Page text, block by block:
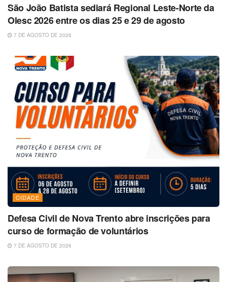
São João Batista sediará Regional Leste-Norte da
Olesc 2026 entre os dias 25 e 29 de agosto
7 DE AGOSTO DE 2026
CIDADE
Defesa Civil de Nova Trento abre inscrições para
curso de formação de voluntários
7 DE AGOSTO DE 2026